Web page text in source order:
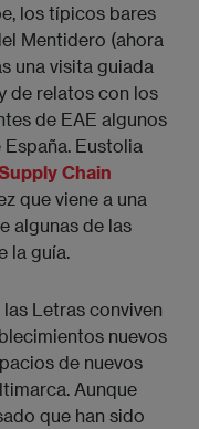
los típicos bares
Mentidero (ahora
una visita guiada
de relatos con los
de EAE algunos
Eustolia
Chain
que viene a una
algunas de las
la guía.
Letras conviven
nuevos
de nuevos
Aunque
que han sido